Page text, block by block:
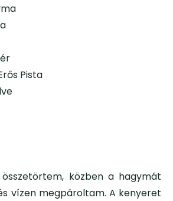
Pista
közben a hagymát
vízen megpároltam. A kenyeret